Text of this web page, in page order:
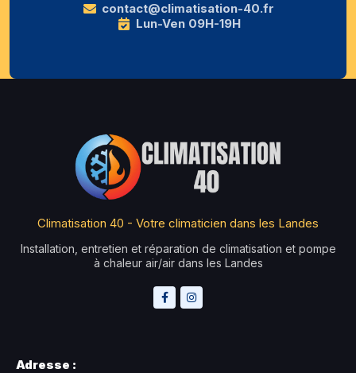
contact@climatisation-40.fr
Lun-Ven 09H-19H
Climatisation 40 - Votre climaticien dans les Landes
Installation, entretien et réparation de climatisation et pompe
à chaleur air/air dans les Landes
Adresse :